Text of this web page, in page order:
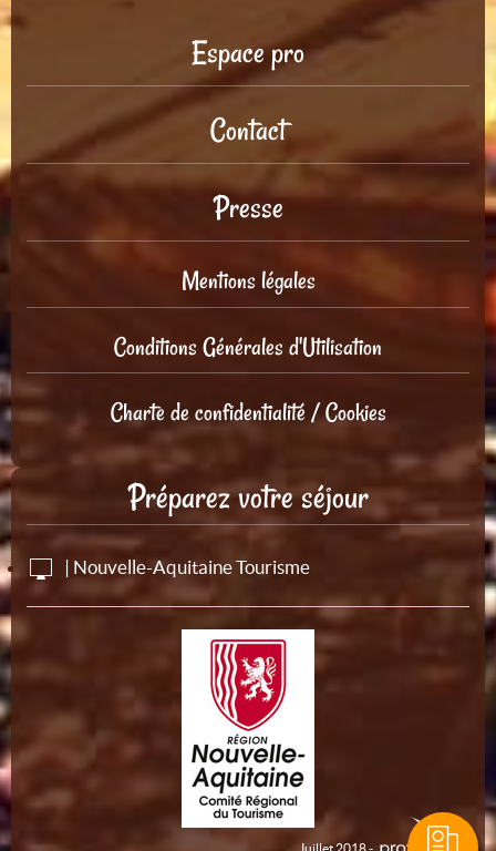
Espace pro
Contact
Presse
Mentions légales
Conditions Générales d'Utilisation
Charte de confidentialité / Cookies
Préparez votre séjour
| Nouvelle-Aquitaine Tourisme